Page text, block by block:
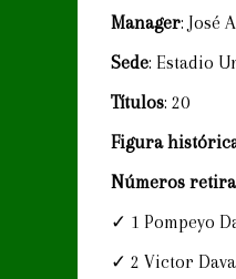
Manager: José
Sede: Estadio
Títulos: 20
Figura
Números
✓ 1 Pompeyo
✓ 2 Victor